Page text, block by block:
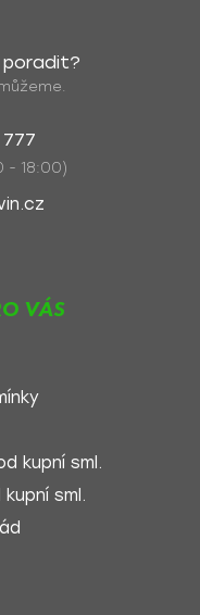
- 18:00)
VÁS
kupní sml.
sml.